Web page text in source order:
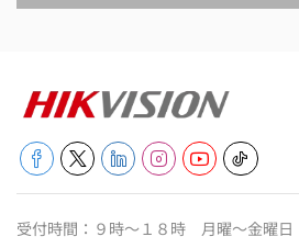
受付時間：９時～１８時 月曜～金曜日